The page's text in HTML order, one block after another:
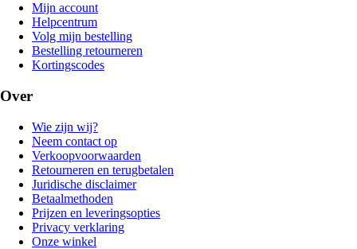
Mijn account
Helpcentrum
Volg mijn bestelling
Bestelling retourneren
Kortingscodes
Over
Wie zijn wij?
Neem contact op
Verkoopvoorwaarden
Retourneren en terugbetalen
Juridische disclaimer
Betaalmethoden
Prijzen en leveringsopties
Privacy verklaring
Onze winkel